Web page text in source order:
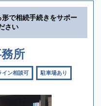
形で相続手続きをサポー
さい
所
イン相談可 駐車場あり